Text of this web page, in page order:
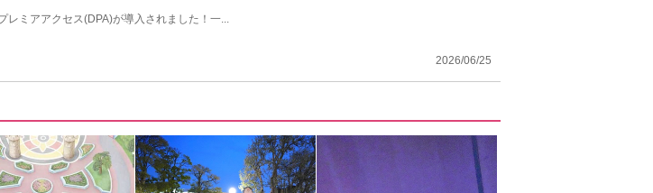
ミアアクセス(DPA)が導入されました！一...
2026/06/25